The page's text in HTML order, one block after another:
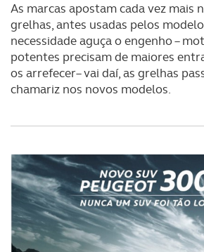
As marcas apostam cada vez mais
grelhas, antes usadas pelos
necessidade aguça o engenho –
potentes precisam de maiores
os arrefecer– vai daí, as grelhas
chamariz nos novos modelos.